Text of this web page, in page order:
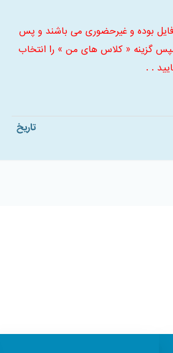
فایل بوده و غیرحضوری می باشند و پس
گزینه « کلاس های من » را انتخاب
. .
تاریخ